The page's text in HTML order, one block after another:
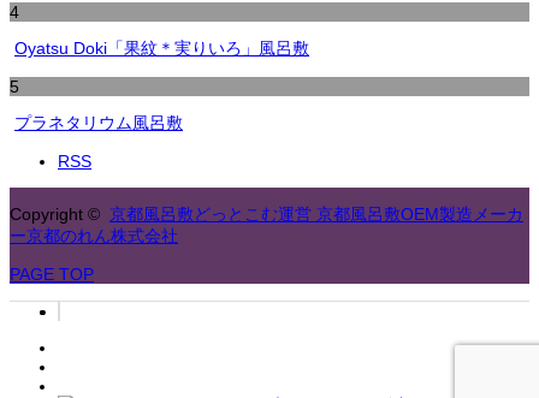
4
Oyatsu Doki「果紋＊実りいろ」風呂敷
5
プラネタリウム風呂敷
RSS
Copyright © 京都風呂敷どっとこむ運営 京都風呂敷OEM製造メーカ
ー京都のれん株式会社
PAGE TOP